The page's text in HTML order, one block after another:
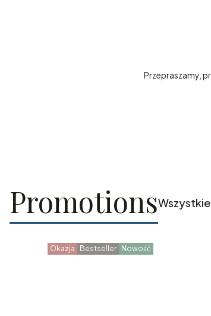
Przepraszamy,
Promotions
Okazja Bestseller Nowość